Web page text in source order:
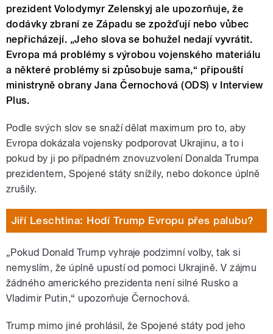
prezident Volodymyr Zelenskyj ale upozorňuje, že
dodávky zbraní ze Západu se zpožďují nebo vůbec
nepřicházejí. „Jeho slova se bohužel nedají vyvrátit.
Evropa má problémy s výrobou vojenského materiálu
a některé problémy si způsobuje sama,“ připouští
ministryně obrany Jana Černochová (ODS) v Interview
Plus.
Podle svých slov se snaží dělat maximum pro to, aby
Evropa dokázala vojensky podporovat Ukrajinu, a to i
pokud by ji po případném znovuzvolení Donalda Trumpa
prezidentem, Spojené státy snížily, nebo dokonce úplně
zrušily.
Jiří Leschtina: Hodí Trump Evropu přes palubu?
„Pokud Donald Trump vyhraje podzimní volby, tak si
nemyslím, že úplně upustí od pomoci Ukrajině. V zájmu
žádného amerického prezidenta není silné Rusko a
Vladimir Putin,“ upozorňuje Černochová.
Trump mimo jiné prohlásil, že Spojené státy pod jeho